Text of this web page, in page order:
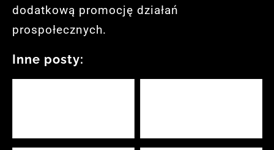
dodatkową promocję działań
prospołecznych.
Inne posty: